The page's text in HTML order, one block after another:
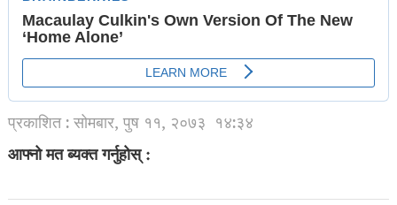
प्रकाशित : सोमबार, पुष ११, २०७३ १४:३४
आफ्नो मत ब्यक्त गर्नुहोस् :